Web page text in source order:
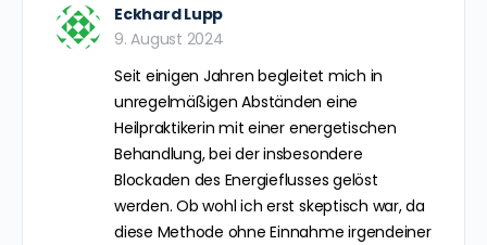
Eckhard Lupp
9. August 2024
Seit einigen Jahren begleitet mich in
unregelmäßigen Abständen eine
Heilpraktikerin mit einer energetischen
Behandlung, bei der insbesondere
Blockaden des Energieflusses gelöst
werden. Ob wohl ich erst skeptisch war, da
diese Methode ohne Einnahme irgendeiner